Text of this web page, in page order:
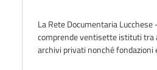
La Rete Documentaria Lucchese
comprende ventisette istituti tra
archivi privati nonché fondazioni